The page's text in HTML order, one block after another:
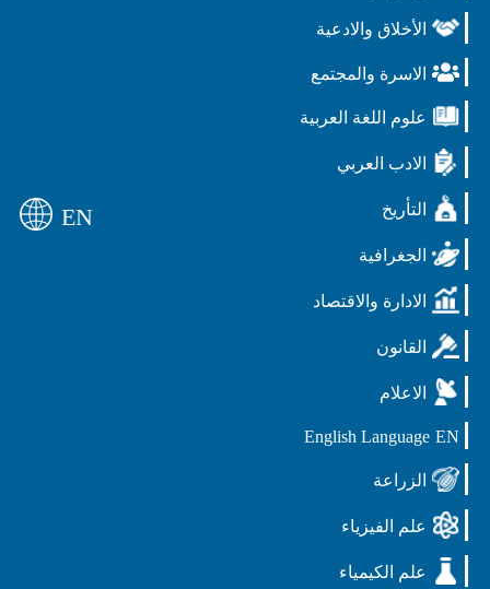
الأخلاق والادعية
الاسرة والمجتمع
علوم اللغة العربية
الادب العربي
التأريخ
الجغرافية
الادارة والاقتصاد
القانون
الاعلام
EN
English Language
الزراعة
علم الفيزياء
علم الكيمياء
EN